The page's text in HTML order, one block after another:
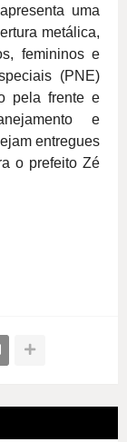
uma
metálica,
femininos e
(PNE)
pela frente e
e
entregues
o prefeito Zé